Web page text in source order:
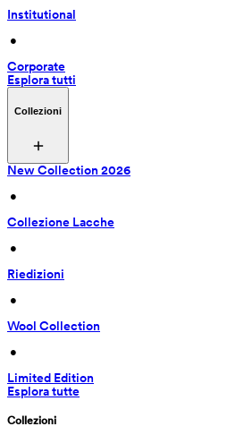
Institutional
•
Corporate
Esplora tutti
Collezioni
New Collection 2026
•
Collezione Lacche
•
Riedizioni
•
Wool Collection
•
Limited Edition
Esplora tutte
Collezioni